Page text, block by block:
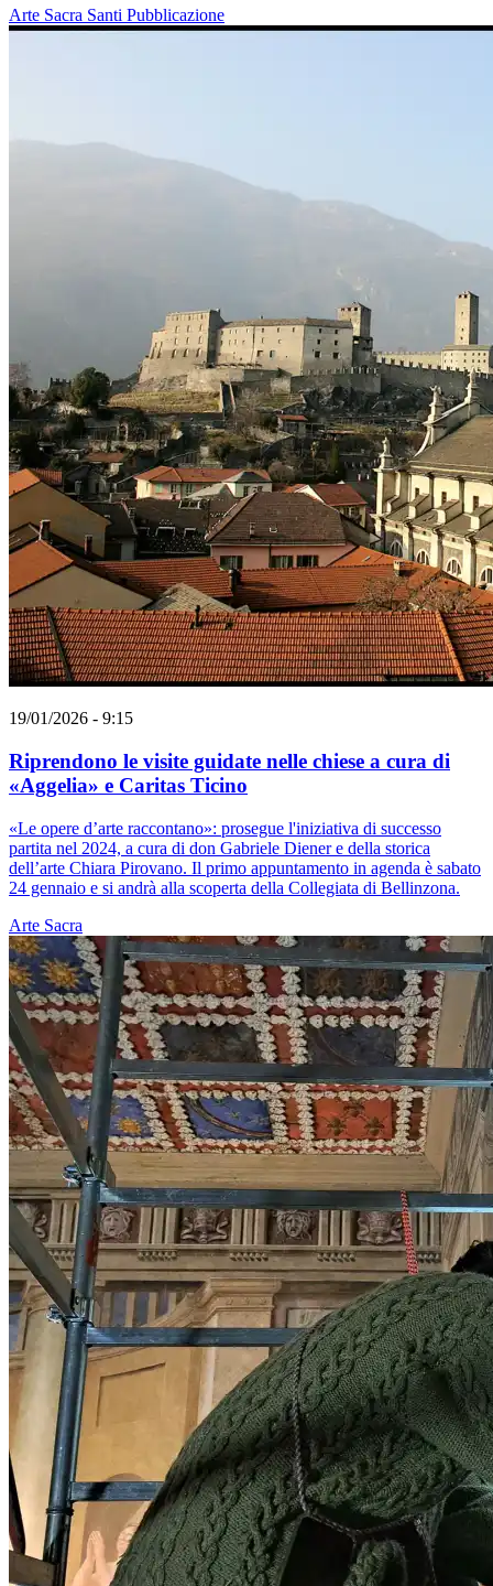
Arte Sacra Santi Pubblicazione
19/01/2026 - 9:15
Riprendono le visite guidate nelle chiese a cura di
«Aggelia» e Caritas Ticino
«Le opere d’arte raccontano»: prosegue l'iniziativa di successo
partita nel 2024, a cura di don Gabriele Diener e della storica
dell’arte Chiara Pirovano. Il primo appuntamento in agenda è sabato
24 gennaio e si andrà alla scoperta della Collegiata di Bellinzona.
Arte Sacra